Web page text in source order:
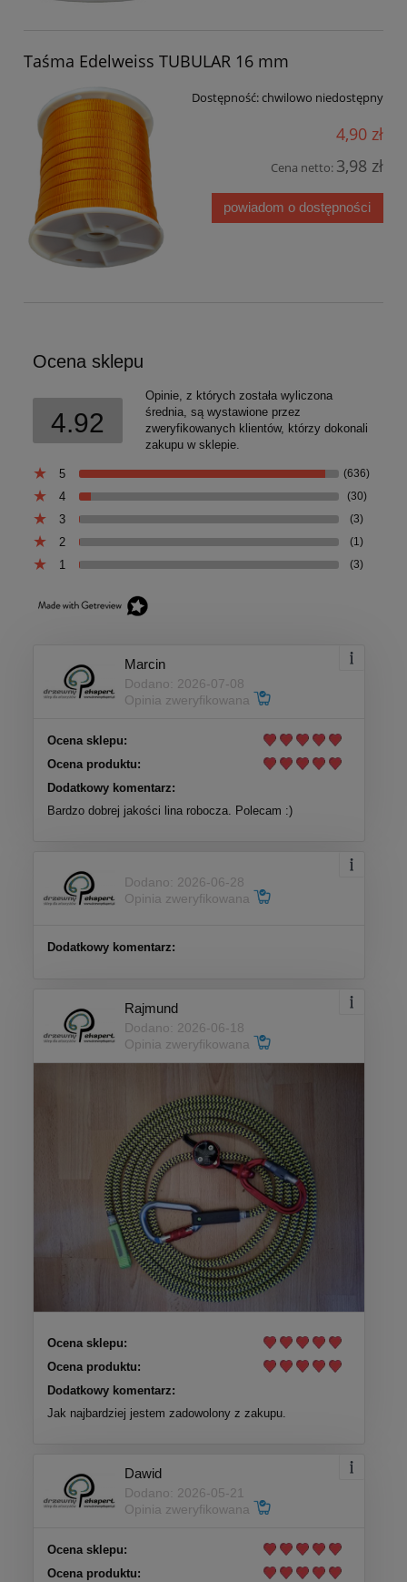
Taśma Edelweiss TUBULAR 16 mm
Dostępność:chwilowo niedostępny
4,90 zł
Cena netto: 3,98 zł
powiadom o dostępności
Ocena sklepu
4.92
Opinie, z których została wyliczona
średnia, są wystawione przez
zweryfikowanych klientów, którzy dokonali
zakupu w sklepie.
5 (636)
4 (30)
3 (3)
2 (1)
1 (3)
Marcin
Dodano: 2026-07-08
Opinia zweryfikowana
Ocena sklepu:
Ocena produktu:
Dodatkowy komentarz:
Bardzo dobrej jakości lina robocza. Polecam :)
Dodano: 2026-06-28
Opinia zweryfikowana
Dodatkowy komentarz:
Rajmund
Dodano: 2026-06-18
Opinia zweryfikowana
Ocena sklepu:
Ocena produktu:
Dodatkowy komentarz:
Jak najbardziej jestem zadowolony z zakupu.
Dawid
Dodano: 2026-05-21
Opinia zweryfikowana
Ocena sklepu:
Ocena produktu: